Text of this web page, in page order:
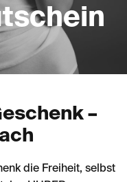
–
die Freiheit, selbst